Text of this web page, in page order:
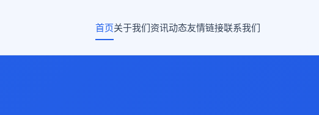
首页关于我们资讯动态友情链接联系我们